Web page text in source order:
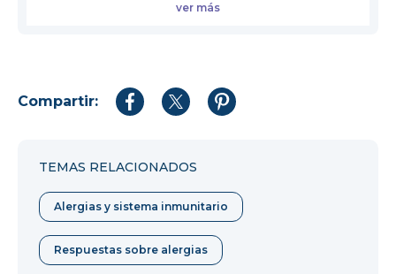
ver más
Compartir:
CompartirCompartirCompartir
TEMAS RELACIONADOS
Alergias y sistema inmunitario
Respuestas sobre alergias